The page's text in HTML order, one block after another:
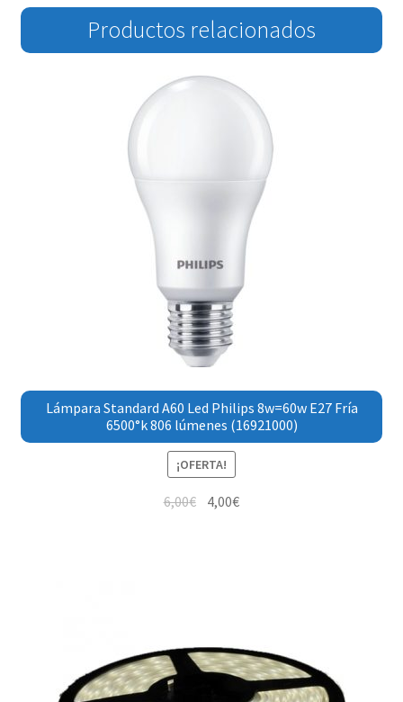
Productos relacionados
Lámpara Standard A60 Led Philips 8w=60w E27 Fría
6500°k 806 lúmenes (16921000)
¡OFERTA!
6,00€ 4,00€